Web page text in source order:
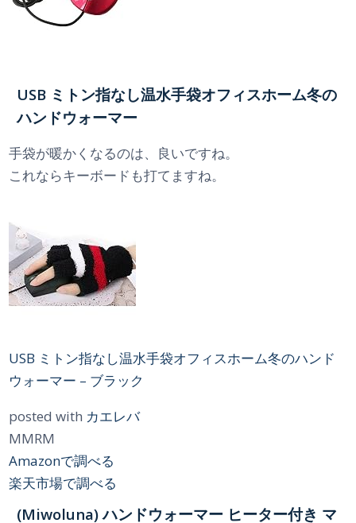
USB ミトン指なし温水手袋オフィスホーム冬の
ハンドウォーマー
手袋が暖かくなるのは、良いですね。
これならキーボードも打てますね。
USB ミトン指なし温水手袋オフィスホーム冬のハンド
ウォーマー – ブラック
posted with カエレバ
MMRM
Amazonで調べる
楽天市場で調べる
(Miwoluna) ハンドウォーマー ヒーター付き マ